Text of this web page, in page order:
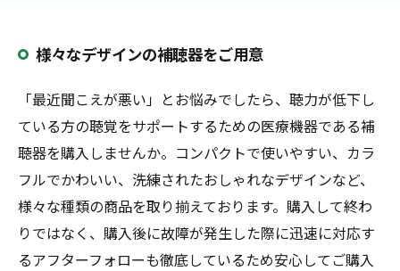
様々なデザインの補聴器をご用意
「最近聞こえが悪い」とお悩みでしたら、聴力が低下し
ている方の聴覚をサポートするための医療機器である補
聴器を購入しませんか。コンパクトで使いやすい、カラ
フルでかわいい、洗練されたおしゃれなデザインなど、
様々な種類の商品を取り揃えております。購入して終わ
りではなく、購入後に故障が発生した際に迅速に対応す
るアフターフォローも徹底しているため安心してご購入